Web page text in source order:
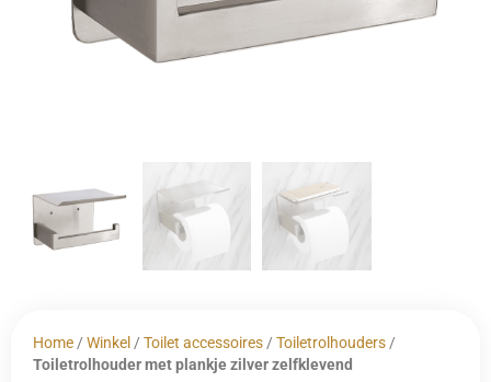
Home / Winkel / Toilet accessoires / Toiletrolhouders /
Toiletrolhouder met plankje zilver zelfklevend